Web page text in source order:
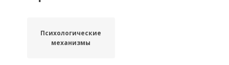
Психологические
механизмы